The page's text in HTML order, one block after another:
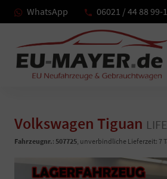
WhatsApp 06021 / 44 88 99-
Volkswagen Tiguan
Fahrzeugnr.: 507725, unverbindliche Lieferzeit: 7